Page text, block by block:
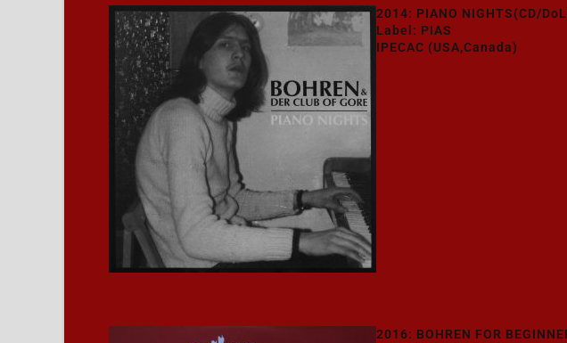
2014: PIANO NIGHTS(CD/
Label: PIAS
IPECAC (USA,Canada)
2016: BOHREN FOR